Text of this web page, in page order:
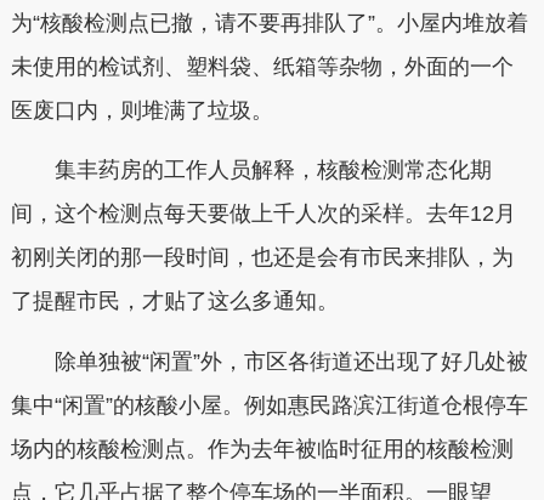
为“核酸检测点已撤，请不要再排队了”。小屋内堆放着
未使用的检试剂、塑料袋、纸箱等杂物，外面的一个
医废口内，则堆满了垃圾。
集丰药房的工作人员解释，核酸检测常态化期
间，这个检测点每天要做上千人次的采样。去年12月
初刚关闭的那一段时间，也还是会有市民来排队，为
了提醒市民，才贴了这么多通知。
除单独被“闲置”外，市区各街道还出现了好几处被
集中“闲置”的核酸小屋。例如惠民路滨江街道仓根停车
场内的核酸检测点。作为去年被临时征用的核酸检测
点，它几乎占据了整个停车场的一半面积。一眼望